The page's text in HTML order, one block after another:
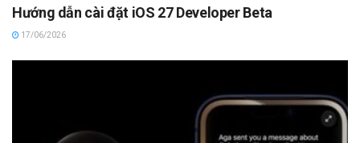
Hướng dẫn cài đặt iOS 27 Developer Beta
17/06/2026